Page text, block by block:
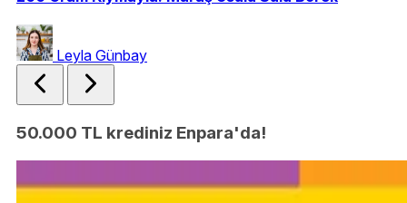
Leyla Günbay
50.000 TL krediniz Enpara'da!